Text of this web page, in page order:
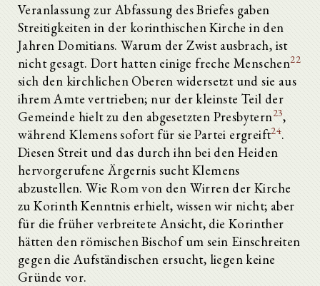
Veranlassung zur Abfassung des Briefes gaben
Streitigkeiten in der korinthischen Kirche in den
Jahren Domitians. Warum der Zwist ausbrach, ist
nicht gesagt. Dort hatten einige freche Menschen22
sich den kirchlichen Oberen widersetzt und sie aus
ihrem Amte vertrieben; nur der kleinste Teil der
Gemeinde hielt zu den abgesetzten Presbytern23,
während Klemens sofort für sie Partei ergreift24.
Diesen Streit und das durch ihn bei den Heiden
hervorgerufene Ärgernis sucht Klemens
abzustellen. Wie Rom von den Wirren der Kirche
zu Korinth Kenntnis erhielt, wissen wir nicht; aber
für die früher verbreitete Ansicht, die Korinther
hätten den römischen Bischof um sein Einschreiten
gegen die Aufständischen ersucht, liegen keine
Gründe vor.